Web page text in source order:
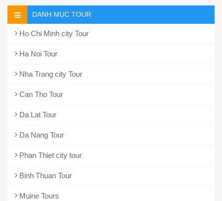
DANH MỤC TOUR
Ho Chi Minh city Tour
Ha Noi Tour
Nha Trang city Tour
Can Tho Tour
Da Lat Tour
Da Nang Tour
Phan Thiet city tour
Binh Thuan Tour
Muine Tours